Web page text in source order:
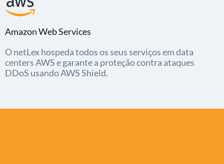
Amazon Web Services
O netLex hospeda todos os seus serviços em data
centers AWS e garante a proteção contra ataques
DDoS usando AWS Shield.